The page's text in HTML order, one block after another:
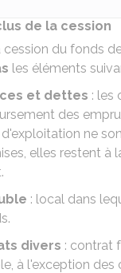
de la cession
cession du fonds
les éléments
et dettes : les
des
ne
elles restent à
: local dans
divers : contrat
à l'exception des